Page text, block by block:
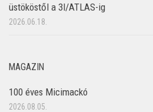
üstököstől a 3I/ATLAS-ig
2026.06.18.
MAGAZIN
100 éves Micimackó
2026.08.05.